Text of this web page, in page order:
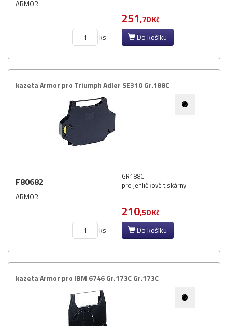
ARMOR
251,70 Kč
ks Do košíku
kazeta Armor pro Triumph Adler SE310 Gr.​188C
F80682
ARMOR
GR188C
pro jehličkové tiskárny
210,50 Kč
ks Do košíku
kazeta Armor pro IBM 6746 Gr.​173C Gr.​173C